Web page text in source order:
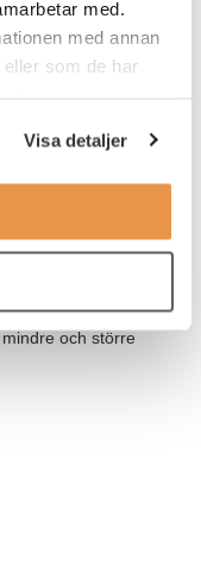
med.
med annan
som de har
Visa detaljer
sig på olika
och större